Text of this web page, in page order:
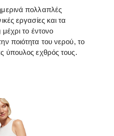
πολλαπλές
εργασίες και τα
το έντονο
ποιότητα του νερού, το
ύπουλος εχθρός τους.